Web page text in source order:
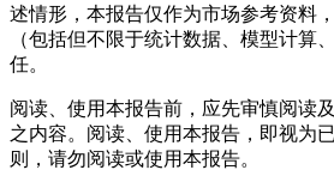
述情形，本报告仅作为市场参考资料
（包括但不限于统计数据、模型计算
任。
阅读、使用本报告前，应先审慎阅读
之内容。阅读、使用本报告，即视为
则，请勿阅读或使用本报告。